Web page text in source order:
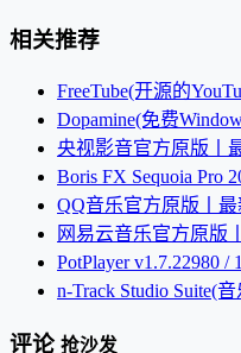
相关推荐
FreeTube(开源的
Dopamine(免费
央视影音官方原版丨
Boris FX Sequoia Pro
QQ音乐官方原版丨最
网易云音乐官方原版
PotPlayer v1.7.22980
n-Track Studio Suite(
评论 抢沙发